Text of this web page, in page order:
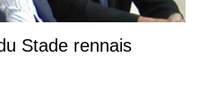
Stade rennais